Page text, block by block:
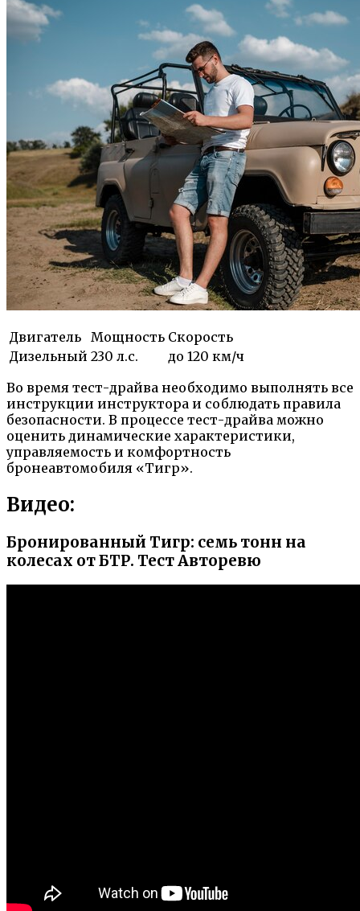
Двигатель Мощность Скорость
Дизельный 230 л.с.
до 120 км/ч
Во время тест-драйва необходимо выполнять все
инструкции инструктора и соблюдать правила
безопасности. В процессе тест-драйва можно
оценить динамические характеристики,
управляемость и комфортность
бронеавтомобиля «Тигр».
Видео:
Бронированный Тигр: семь тонн на
колесах от БТР. Тест Авторевю